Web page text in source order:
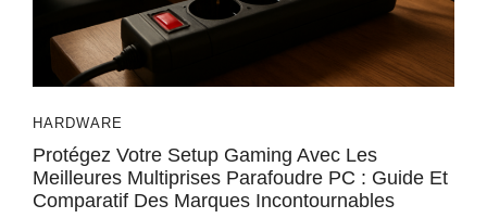
HARDWARE
Protégez Votre Setup Gaming Avec Les
Meilleures Multiprises Parafoudre PC : Guide Et
Comparatif Des Marques Incontournables